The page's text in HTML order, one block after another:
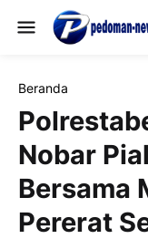
Beranda
Nobar
Bersama
Pererat